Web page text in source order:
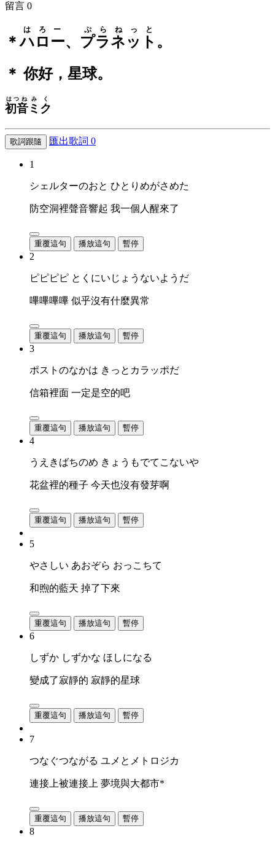
留言 0
＊ハロー
はろー
、 プラネット
ぷらねっと
。
＊ 你好，星球。
初音
はつね
ミク
みく
歌詞跟隨 匯出歌詞 0
1
シェルターのおと ひとりめがさめた
防空洞裡聲音響起 我一個人醒來了
重覆這句 播放這句 暫停
2
ピピピピ とくにいじょうないようだ
嗶嗶嗶嗶 似乎沒有什麼異常
重覆這句 播放這句 暫停
3
ポストのなかは きっとカラッポだ
信箱裡面 一定是空的吧
重覆這句 播放這句 暫停
4
うえきばちのめ きょうもでてこないや
花盆裡的種子 今天也沒有發芽啊
重覆這句 播放這句 暫停
5
やさしい あおぞら おっこちて
和煦的藍天 掉了下來
重覆這句 播放這句 暫停
6
しずか しずかな ほしになる
變成了寂靜的 寂靜的星球
重覆這句 播放這句 暫停
7
つなぐつながる ユメとメトロジカ
連接上被連接上 夢境與大都市*
重覆這句 播放這句 暫停
8